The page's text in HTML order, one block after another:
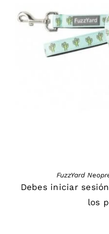
FuzzYard
Debes iniciar sesión
los